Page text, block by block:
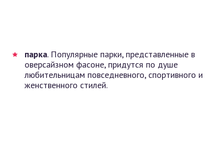
парка. Популярные парки, представленные в
оверсайзном фасоне, придутся по душе
любительницам повседневного, спортивного и
женственного стилей.